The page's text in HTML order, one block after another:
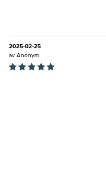
2025-02-25
av Anonym